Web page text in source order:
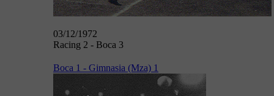
03/12/1972
Racing 2 - Boca 3
Boca 1 - Gimnasia (Mza) 1